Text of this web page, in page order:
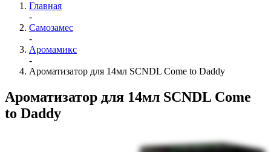
Главная
-
Самозамес
-
Аромамикс
-
Ароматизатор для 14мл SCNDL Come to Daddy
Ароматизатор для 14мл SCNDL Come
to Daddy